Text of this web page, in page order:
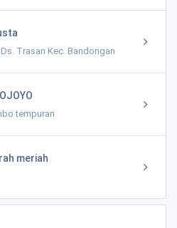
Trasan Kec. Bandongan
tempuran
meriah